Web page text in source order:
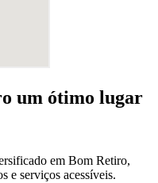
um ótimo lugar
em Bom Retiro,
e serviços acessíveis.